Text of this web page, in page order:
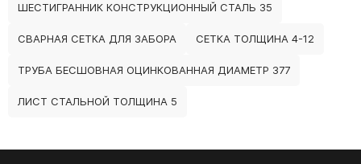
ШЕСТИГРАННИК КОНСТРУКЦИОННЫЙ СТАЛЬ 35
СВАРНАЯ СЕТКА ДЛЯ ЗАБОРА СЕТКА ТОЛЩИНА 4-12
ТРУБА БЕСШОВНАЯ ОЦИНКОВАННАЯ ДИАМЕТР 377
ЛИСТ СТАЛЬНОЙ ТОЛЩИНА 5